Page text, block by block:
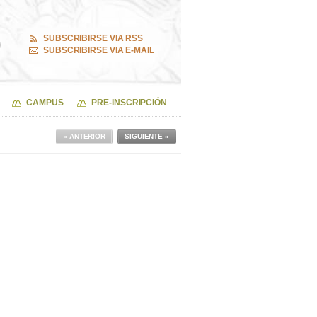
SUBSCRIBIRSE VIA RSS
SUBSCRIBIRSE VIA E-MAIL
CAMPUS PRE-INSCRIPCIÓN
SIGUIENTE »
« ANTERIOR